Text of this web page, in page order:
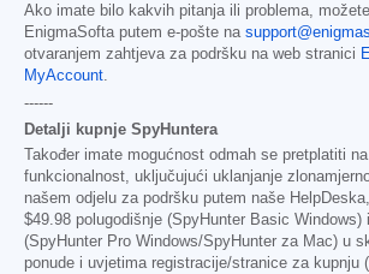
Ako imate bilo kakvih pitanja ili problema,
EnigmaSofta putem e-pošte na
otvaranjem zahtjeva za podršku na web stranici
MyAccount
------
Detalji kupnje SpyHuntera
Također imate mogućnost odmah se pretplatiti
funkcionalnost, uključujući uklanjanje
našem odjelu za podršku putem naše
$49.98 polugodišnje (SpyHunter Basic Windows) i
(SpyHunter Pro Windows/SpyHunter za Mac) u
ponude i uvjetima registracije/stranice za kupnju